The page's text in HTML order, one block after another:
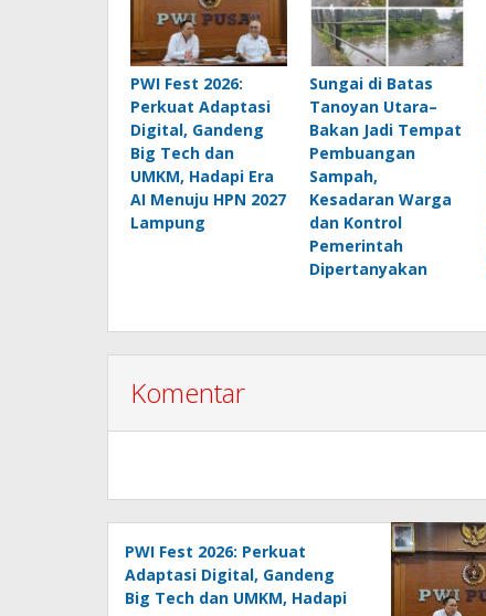
PWI Fest 2026:
Perkuat Adaptasi
Digital, Gandeng
Big Tech dan
UMKM, Hadapi Era
AI Menuju HPN 2027
Lampung
Sungai di Batas
Tanoyan Utara–
Bakan Jadi Tempat
Pembuangan
Sampah,
Kesadaran Warga
dan Kontrol
Pemerintah
Dipertanyakan
Komentar
PWI Fest 2026: Perkuat
Adaptasi Digital, Gandeng
Big Tech dan UMKM, Hadapi